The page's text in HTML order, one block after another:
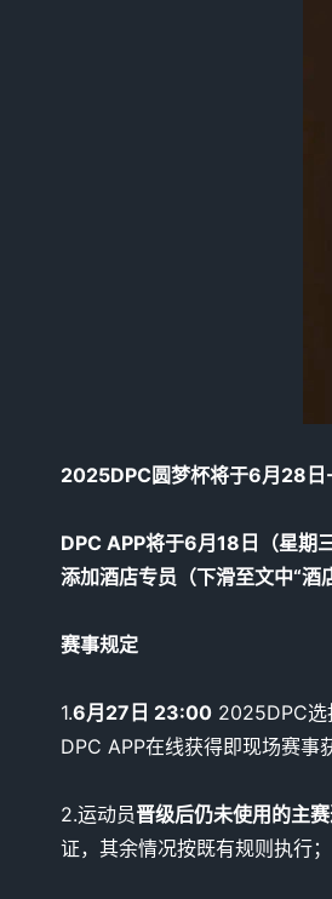
2025DPC圆梦杯将于6月28日
DPC APP将于6月18日（星期
添加酒店专员（下滑至文中“酒
赛事规定
1.6月27日 23:00 2025DPC选
DPC APP在线获得即现场赛事
2.运动员晋级后仍未使用的主
证，其余情况按既有规则执行；